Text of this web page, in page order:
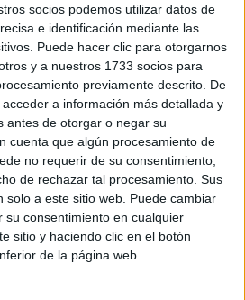
socios podemos utilizar datos de
e identificación mediante las
Puede hacer clic para otorgarnos
y a nuestros 1733 socios para
previamente descrito. De
a información más detallada y
antes de otorgar o negar su
cuenta que algún procesamiento de
no requerir de su consentimiento,
de rechazar tal procesamiento. Sus
solo a este sitio web. Puede cambiar
su consentimiento en cualquier
sitio y haciendo clic en el botón
de la página web.
fotografíasde la ciudad y
esperanzador y alegre sobre
un nuevo día.
encontrar las maravillosas
y atardeceres de la
único de Mohamed, para el
aventura en busca de un
solidarioanima a todo aquel
a colaborar con la